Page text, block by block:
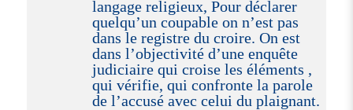
langage religieux, Pour déclarer
quelqu’un coupable on n’est pas
dans le registre du croire. On est
dans l’objectivité d’une enquête
judiciaire qui croise les éléments ,
qui vérifie, qui confronte la parole
de l’accusé avec celui du plaignant.